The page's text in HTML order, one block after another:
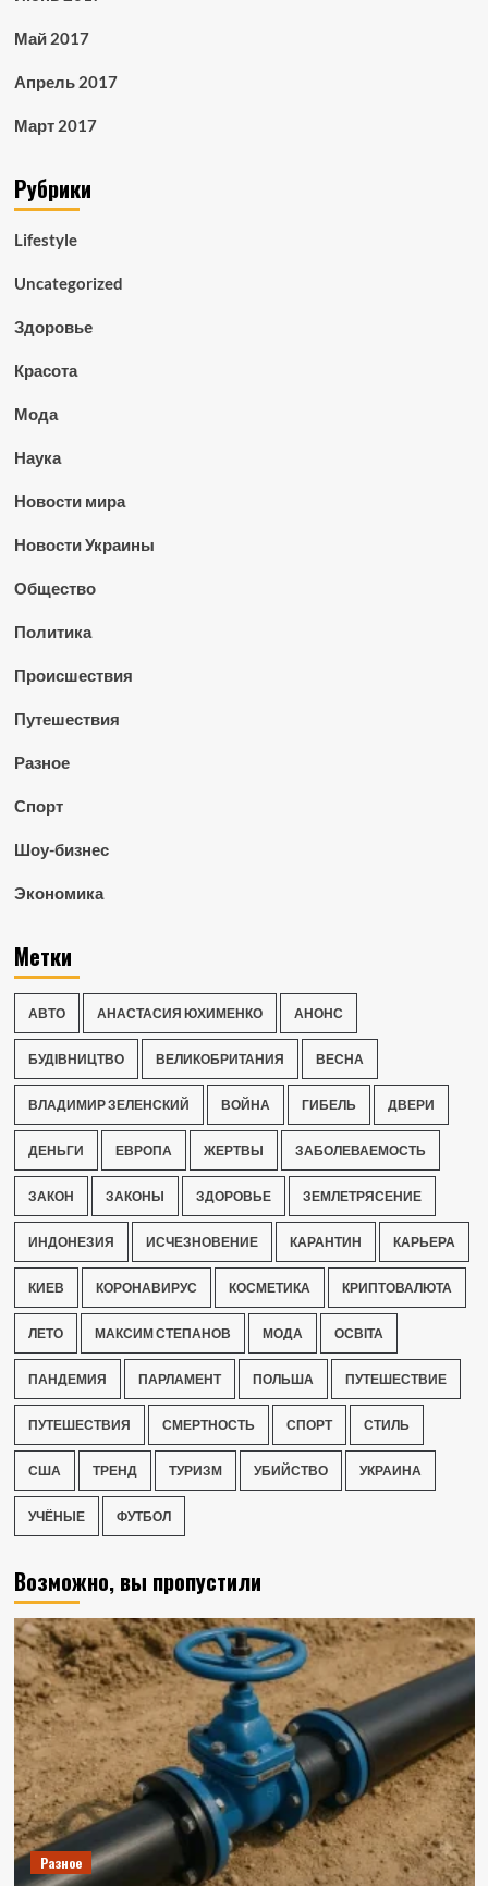
Май 2017
Апрель 2017
Март 2017
Рубрики
Lifestyle
Uncategorized
Здоровье
Красота
Мода
Наука
Новости мира
Новости Украины
Общество
Политика
Происшествия
Путешествия
Разное
Спорт
Шоу-бизнес
Экономика
Метки
АВТО АНАСТАСИЯ ЮХИМЕНКО АНОНС
БУДІВНИЦТВО ВЕЛИКОБРИТАНИЯ ВЕСНА
ВЛАДИМИР ЗЕЛЕНСКИЙ ВОЙНА ГИБЕЛЬ ДВЕРИ
ДЕНЬГИ ЕВРОПА ЖЕРТВЫ ЗАБОЛЕВАЕМОСТЬ
ЗАКОН ЗАКОНЫ ЗДОРОВЬЕ ЗЕМЛЕТРЯСЕНИЕ
ИНДОНЕЗИЯ ИСЧЕЗНОВЕНИЕ КАРАНТИН КАРЬЕРА
КИЕВ КОРОНАВИРУС КОСМЕТИКА КРИПТОВАЛЮТА
ЛЕТО МАКСИМ СТЕПАНОВ МОДА ОСВІТА
ПАНДЕМИЯ ПАРЛАМЕНТ ПОЛЬША ПУТЕШЕСТВИЕ
ПУТЕШЕСТВИЯ СМЕРТНОСТЬ СПОРТ СТИЛЬ
США ТРЕНД ТУРИЗМ УБИЙСТВО УКРАИНА
УЧЁНЫЕ ФУТБОЛ
Возможно, вы пропустили
Разное